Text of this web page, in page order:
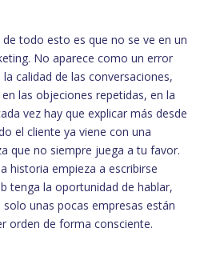
todo esto es que no se ve en un
No aparece como un error
calidad de las conversaciones,
las objeciones repetidas, en la
vez hay que explicar más desde
el cliente ya viene con una
que no siempre juega a tu favor.
historia empieza a escribirse
tenga la oportunidad de hablar,
unas pocas empresas están
orden de forma consciente.